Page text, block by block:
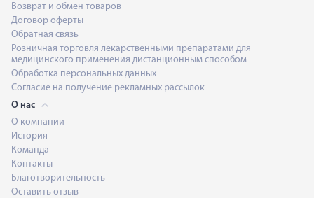
Возврат и обмен товаров
Договор оферты
Обратная связь
Розничная торговля лекарственными препаратами для
медицинского применения дистанционным способом
Обработка персональных данных
Согласие на получение рекламных рассылок
О нас
О компании
История
Команда
Контакты
Благотворительность
Оставить отзыв